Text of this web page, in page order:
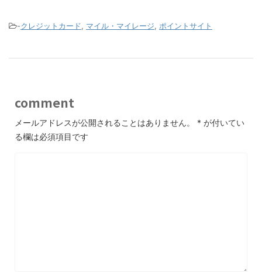
-クレジットカード, マイル・マイレージ, ポイントサイト
comment
メールアドレスが公開されることはありません。 * が付いてい
る欄は必須項目です